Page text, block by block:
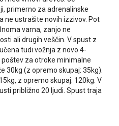
primerno za adrenalinske
ne ustrašite novih izzivov. Pot
varna, zanjo ne
ali drugih veščin. V spust z
tudi vožnja z novo 4-
za otroke minimalne
30kg (z opremo skupaj: 35kg).
z opremo skupaj: 120kg. V
približno 20 ljudi. Spust traja